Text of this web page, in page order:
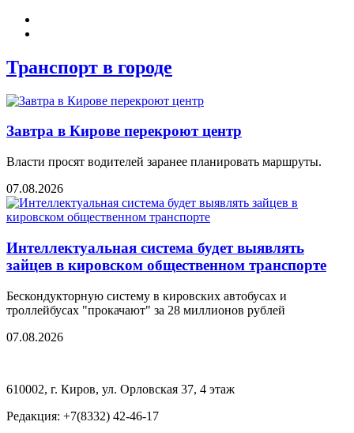
Транспорт в городе
Завтра в Кирове перекроют центр
Власти просят водителей заранее планировать маршруты.
07.08.2026
Интеллектуальная система будет выявлять
зайцев в кировском общественном транспорте
Бескондукторную систему в кировских автобусах и
троллейбусах "прокачают" за 28 миллионов рублей
07.08.2026
610002, г. Киров, ул. Орловская 37, 4 этаж
Редакция: +7(8332) 42-46-17